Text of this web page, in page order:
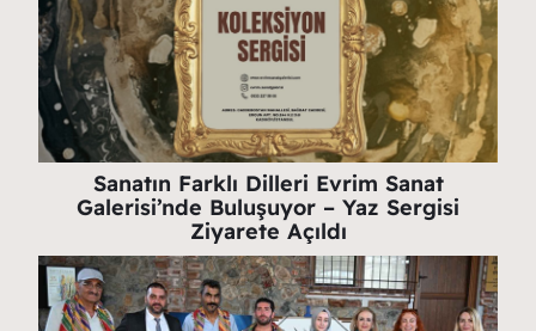
Sanatın Farklı Dilleri Evrim Sanat
Galerisi’nde Buluşuyor – Yaz Sergisi
Ziyarete Açıldı